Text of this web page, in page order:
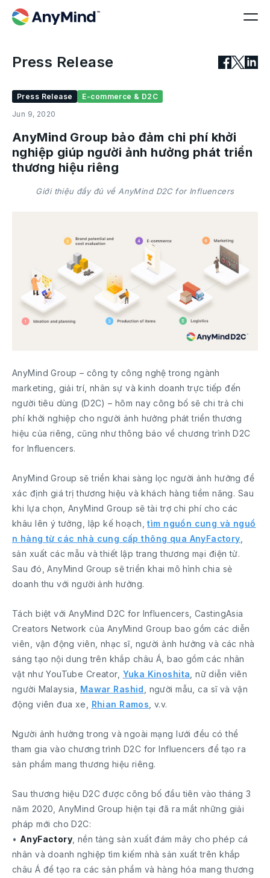
Press Release
Press Release
E-commerce & D2C
Jun 9, 2020
AnyMind Group bảo đảm chi phí khởi
nghiệp giúp người ảnh hưởng phát triển
thương hiệu riêng
Giới thiệu đầy đủ về AnyMind D2C for Influencers
AnyMind Group – công ty công nghệ trong ngành
marketing, giải trí, nhân sự và kinh doanh trực tiếp đến
người tiêu dùng (D2C) – hôm nay công bố sẽ chi trả chi
phí khởi nghiệp cho người ảnh hưởng phát triển thương
hiệu của riêng, cũng như thông báo về chương trình D2C
for Influencers.
AnyMind Group sẽ triển khai sàng lọc người ảnh hưởng để
xác định giá trị thương hiệu và khách hàng tiềm năng. Sau
khi lựa chọn, AnyMind Group sẽ tài trợ chi phí cho các
khâu lên ý tưởng, lập kế hoạch,tìm nguồn cung và nguồ
n hàng từ các nhà cung cấp thông qua AnyFactory
sản xuất các mẫu và thiết lập trang thương mại điện tử.
Sau đó, AnyMind Group sẽ triển khai mô hình chia sẻ
doanh thu với người ảnh hưởng.
Tách biệt với AnyMind D2C for Influencers, CastingAsia
Creators Network của AnyMind Group bao gồm các diễn
viên, vận động viên, nhạc sĩ, người ảnh hưởng và các nhà
sáng tạo nội dung trên khắp châu Á, bao gồm các nhân
vật như YouTube Creator, Yuka Kinoshita , nữ diễn viên
người Malaysia, Mawar Rashid
, người mẫu, ca sĩ và vận
động viên đua xe, Rhian Ramos , v.v.
Người ảnh hưởng trong và ngoài mạng lưới đều có thể
tham gia vào chương trình D2C for Influencers để tạo ra
sản phẩm mang thương hiệu riêng.
Sau thương hiệu D2C được công bố đầu tiên vào tháng 3
năm 2020, AnyMind Group hiện tại đã ra mắt những giải
pháp mới cho D2C:
• AnyFactory , nền tảng sản xuất đám mây cho phép cá
nhân và doanh nghiệp tìm kiếm nhà sản xuất trên khắp
châu Á để tạo ra các sản phẩm và hàng hóa mang thương